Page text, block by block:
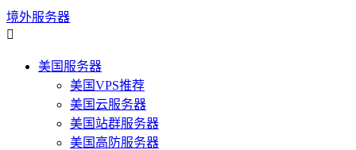
境外服务器

美国服务器
美国VPS推荐
美国云服务器
美国站群服务器
美国高防服务器